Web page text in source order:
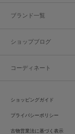
ブランド一覧
ショップブログ
コーディネート
ショッピングガイド
プライバシーポリシー
古物営業法に基づく表示